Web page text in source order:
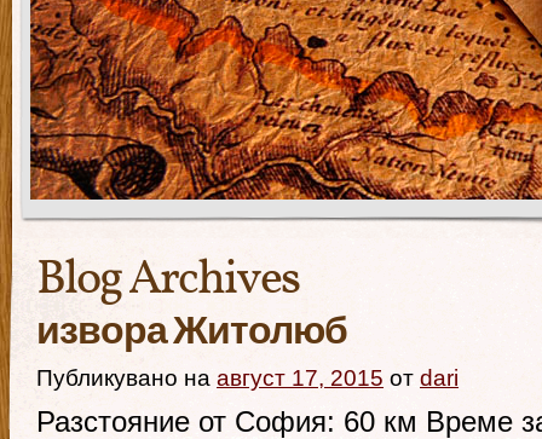
Blog Archives
извора Житолюб
Публикувано на август 17, 2015 от dari
Разстояние от София: 60 км Време